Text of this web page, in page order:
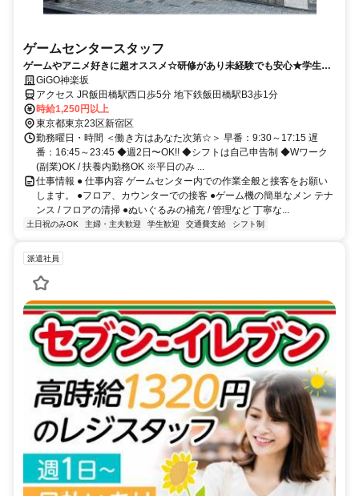
ゲームセンタースタッフ
ゲームやアニメ好きに超オススメ☆研修があり未経験でも安心★学生〜
主婦(夫)まで幅広く活躍中☆
GiGO神楽坂
アクセス JR飯田橋駅西口歩5分 地下鉄飯田橋駅B3歩1分
時給1,250円以上
東京都東京23区新宿区
勤務曜日・時間 ＜働き方はあなた次第☆＞ 早番：9:30～17:15 遅
番：16:45～23:45 ◆週2日〜OK!! ◆シフトは自己申告制 ◆Wワーク
(副業)OK / 扶養内勤務OK ※平日のみ ...
仕事情報 ● 仕事内容 ゲームセンター内での作業全般と接客をお願い
します。 ●フロア、カウンターでの接客 ●ゲーム機の簡単なメン テナ
ンス / フロアの清掃 ●ぬいぐるみの補充 / 管理など 丁寧な...
土日祝のみOK 主婦・主夫歓迎 学生歓迎 交通費支給 シフト制
派遣社員